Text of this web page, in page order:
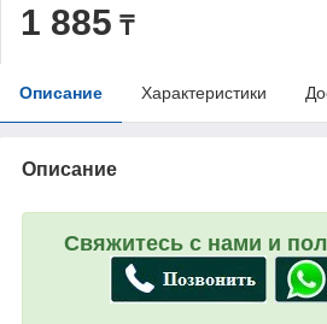
1 885 ₸
Описание Характеристики
Описание
Свяжитесь с нами и